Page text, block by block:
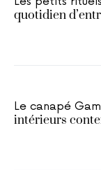
quotidien
Le canapé
intérieurs